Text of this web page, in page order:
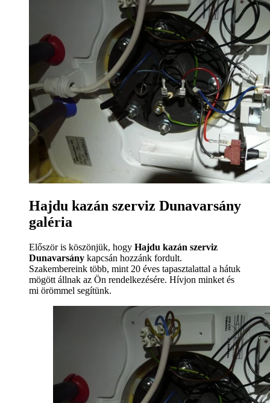
Hajdu kazán szerviz Dunavarsány
galéria
Először is köszönjük, hogy Hajdu kazán szerviz
Dunavarsány kapcsán hozzánk fordult.
Szakembereink több, mint 20 éves tapasztalattal a hátuk
mögött állnak az Ön rendelkezésére. Hívjon minket és
mi örömmel segítünk.